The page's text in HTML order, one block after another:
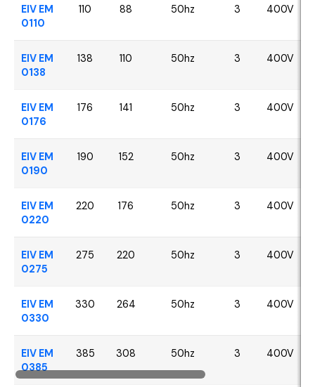
EIV EM
0110
110 88 50hz 3 400V
EIV EM
0138
138 110 50hz 3 400V
EIV EM
0176
176 141 50hz 3 400V
EIV EM
0190
190 152 50hz 3 400V
EIV EM
0220
220 176 50hz 3 400V
EIV EM
0275
275 220 50hz 3 400V
EIV EM
0330
330 264 50hz 3 400V
EIV EM
0385
385 308 50hz 3 400V